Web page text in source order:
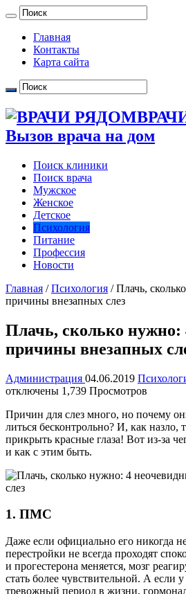
Главная
Контакты
Карта сайта
Вызов врача на дом
Поиск клиники
Поиск врача
Мужское
Женское
Детское
Психология
Питание
Профессия
Новости
Главная / Психология / Плачь,
причины внезапных слез
Плачь, сколько нужно:
причины внезапных
Администрация 04.06.2019
отключены 1,739 Просмотров
Причин для слез много, но почему
литься бесконтрольно? И, как назло,
прикрыть красные глаза! Вот из-за
и как с этим быть.
1. ПМС
Даже если официально его никогда
перестройки не всегда проходят
и прогестерона меняется, мозг
стать более чувствительной. А если
тревожный период в жизни,